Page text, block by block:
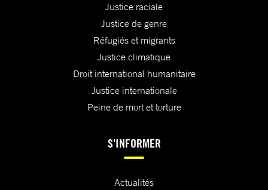
Justice raciale
Justice de genre
Réfugiés et migrants
Justice climatique
Droit international humanitaire
Justice internationale
Peine de mort et torture
S'INFORMER
Actualités